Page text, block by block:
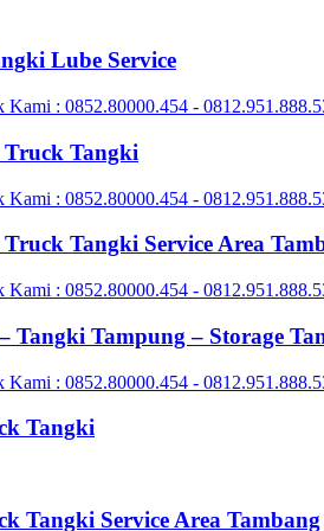
Lube Service
Tangki
Tangki Service Area
Tangki Tampung – Storage
Tangki
Tangki Service Area Tambang